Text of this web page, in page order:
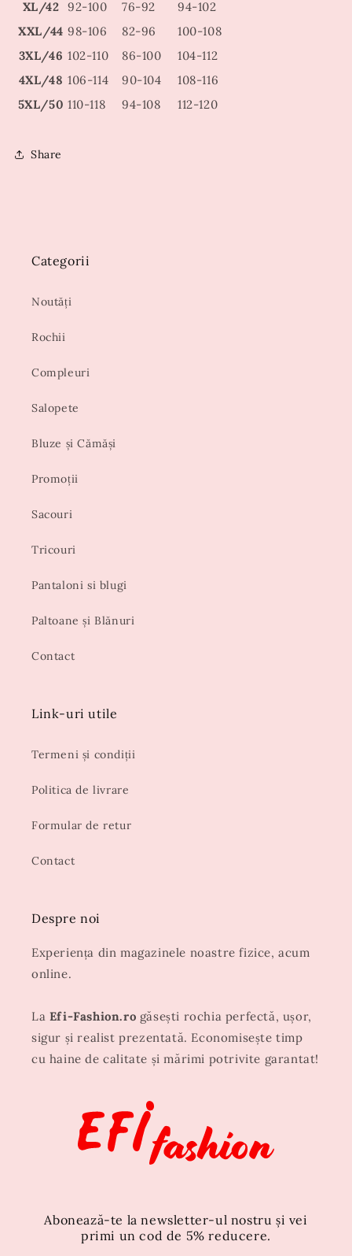
XL/42 92-100 76-92
94-102
XXL/44 98-106 82-96
100-108
3XL/46 102-110 86-100
104-112
4XL/48 106-114 90-104
108-116
5XL/50 110-118 94-108 112-120
Share
Categorii
Noutăți
Rochii
Compleuri
Salopete
Bluze și Cămăși
Promoții
Sacouri
Tricouri
Pantaloni si blugi
Paltoane și Blănuri
Contact
Link-uri utile
Termeni și condiții
Politica de livrare
Formular de retur
Contact
Despre noi
Experiența din magazinele noastre fizice, acum
online.
La Efi-Fashion.ro găsești rochia perfectă, ușor,
sigur și realist prezentată. Economisește timp
cu haine de calitate și mărimi potrivite garantat!
Abonează-te la newsletter-ul nostru și vei
primi un cod de 5% reducere.